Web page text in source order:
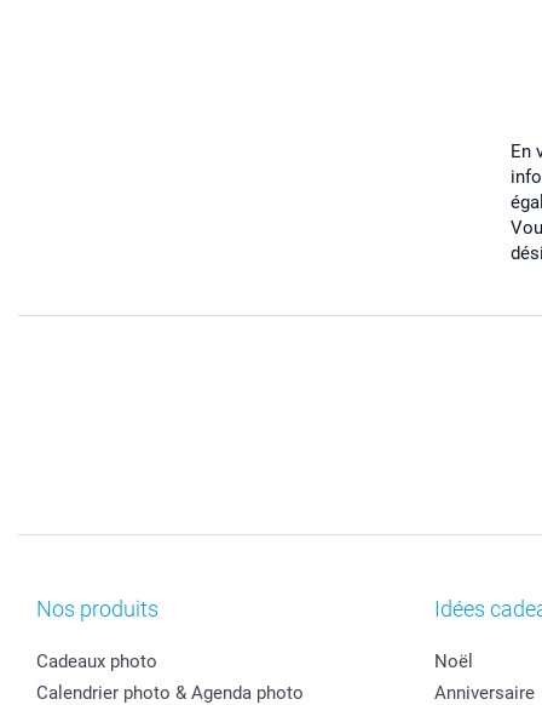
En
Nos produits
Cadeaux photo
Calendrier photo & Agenda photo
Idées
Noël
Anniversaire